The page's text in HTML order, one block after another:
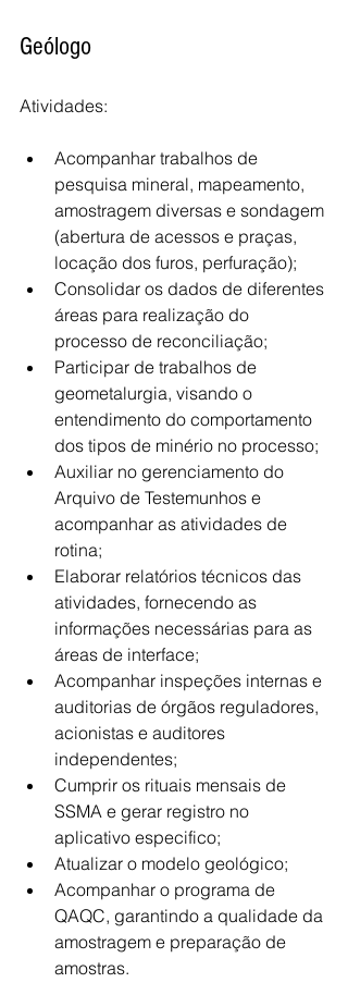
Geólogo
Atividades:
Acompanhar trabalhos de
pesquisa mineral, mapeamento,
amostragem diversas e sondagem
(abertura de acessos e praças,
locação dos furos, perfuração);
Consolidar os dados de diferentes
áreas para realização do
processo de reconciliação;
Participar de trabalhos de
geometalurgia, visando o
entendimento do comportamento
dos tipos de minério no processo;
Auxiliar no gerenciamento do
Arquivo de Testemunhos e
acompanhar as atividades de
rotina;
Elaborar relatórios técnicos das
atividades, fornecendo as
informações necessárias para as
áreas de interface;
Acompanhar inspeções internas e
auditorias de órgãos reguladores,
acionistas e auditores
independentes;
Cumprir os rituais mensais de
SSMA e gerar registro no
aplicativo especifico;
Atualizar o modelo geológico;
Acompanhar o programa de
QAQC, garantindo a qualidade da
amostragem e preparação de
amostras.